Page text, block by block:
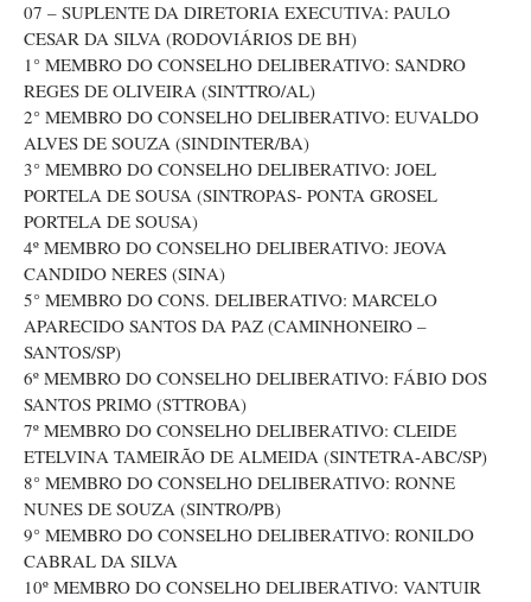
07 – SUPLENTE DA DIRETORIA EXECUTIVA: PAULO
CESAR DA SILVA (RODOVIÁRIOS DE BH)
1° MEMBRO DO CONSELHO DELIBERATIVO: SANDRO
REGES DE OLIVEIRA (SINTTRO/AL)
2° MEMBRO DO CONSELHO DELIBERATIVO: EUVALDO
ALVES DE SOUZA (SINDINTER/BA)
3° MEMBRO DO CONSELHO DELIBERATIVO: JOEL
PORTELA DE SOUSA (SINTROPAS- PONTA GROSEL
PORTELA DE SOUSA)
4º MEMBRO DO CONSELHO DELIBERATIVO: JEOVA
CANDIDO NERES (SINA)
5° MEMBRO DO CONS. DELIBERATIVO: MARCELO
APARECIDO SANTOS DA PAZ (CAMINHONEIRO –
SANTOS/SP)
6º MEMBRO DO CONSELHO DELIBERATIVO: FÁBIO DOS
SANTOS PRIMO (STTROBA)
7º MEMBRO DO CONSELHO DELIBERATIVO: CLEIDE
ETELVINA TAMEIRÃO DE ALMEIDA (SINTETRA-ABC/SP)
8° MEMBRO DO CONSELHO DELIBERATIVO: RONNE
NUNES DE SOUZA (SINTRO/PB)
9° MEMBRO DO CONSELHO DELIBERATIVO: RONILDO
CABRAL DA SILVA
10º MEMBRO DO CONSELHO DELIBERATIVO: VANTUIR